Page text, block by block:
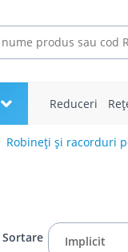
Reduceri
Robineți și racorduri
Sortare Implicit